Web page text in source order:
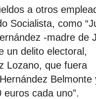
a otros
Socialista, como
-madre de
un delito electoral,
Lozano, que fuera
Belmonte
cada uno”.